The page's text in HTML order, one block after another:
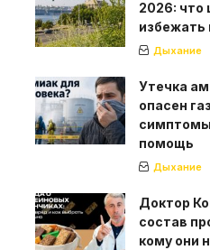
2026: что
избежать
Дыхание
Утечка
опасен
симптомы
помощь
Дыхание
Доктор
состав
кому они